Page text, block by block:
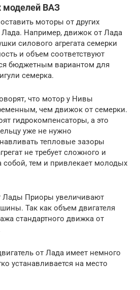
моделей ВАЗ
моторы от других
Например, движок от Лада
силового агрегата семерки
и объем соответствуют
бюджетным вариантом для
семерка.
что мотор у Нивы
чем движок от семерки.
гидрокомпенсаторы, а это
уже не нужно
тепловые зазоры
не требует сложного и
собой, тем и привлекает молодых
Лады Приоры увеличивают
Так как объем двигателя
стандартного движка от
от Лада имеет немного
устанавливается на место